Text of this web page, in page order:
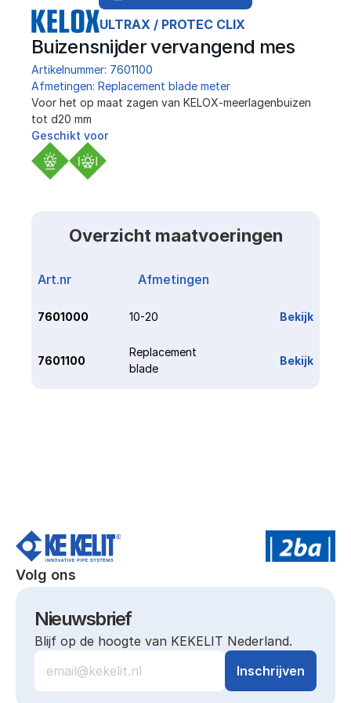
ULTRAX / PROTEC CLIX
Buizensnijder vervangend mes
Artikelnummer: 7601100
Afmetingen: Replacement blade meter
﻿Voor het op maat zagen van KELOX-meerlagenbuizen
tot d20 mm
Geschikt voor
Overzicht maatvoeringen
Art.nr Afmetingen
7601000 10-20 Bekijk
7601100
Replacement
blade
Bekijk
Volg ons
Nieuwsbrief
Blijf op de hoogte van KEKELIT Nederland.